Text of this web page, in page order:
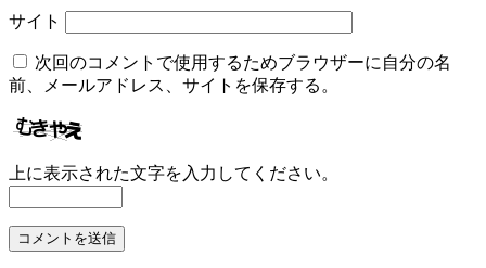
サイト
次回のコメントで使用するためブラウザーに自分の名
前、メールアドレス、サイトを保存する。
上に表示された文字を入力してください。